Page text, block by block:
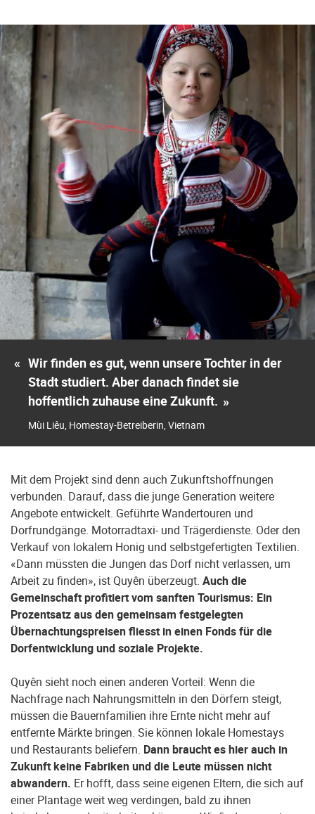
« Wir finden es gut, wenn unsere Tochter in der
Stadt studiert. Aber danach findet sie
hoffentlich zuhause eine Zukunft. »
Mùi Liêu, Homestay-Betreiberin, Vietnam
Mit dem Projekt sind denn auch Zukunftshoffnungen
verbunden. Darauf, dass die junge Generation weitere
Angebote entwickelt. Geführte Wandertouren und
Dorfrundgänge. Motorradtaxi- und Trägerdienste. Oder den
Verkauf von lokalem Honig und selbstgefertigten Textilien.
«Dann müssten die Jungen das Dorf nicht verlassen, um
Arbeit zu finden», ist Quyên überzeugt. Auch die
Gemeinschaft profitiert vom sanften Tourismus: Ein
Prozentsatz aus den gemeinsam festgelegten
Übernachtungspreisen fliesst in einen Fonds für die
Dorfentwicklung und soziale Projekte.
Quyên sieht noch einen anderen Vorteil: Wenn die
Nachfrage nach Nahrungsmitteln in den Dörfern steigt,
müssen die Bauernfamilien ihre Ernte nicht mehr auf
entfernte Märkte bringen. Sie können lokale Homestays
und Restaurants beliefern. Dann braucht es hier auch in
Zukunft keine Fabriken und die Leute müssen nicht
abwandern. Er hofft, dass seine eigenen Eltern, die sich auf
einer Plantage weit weg verdingen, bald zu ihnen